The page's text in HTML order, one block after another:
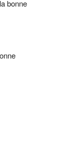
bonne